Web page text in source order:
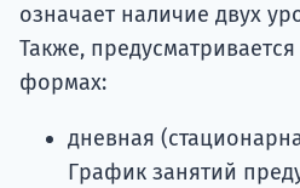
означает наличие двух
Также,
формах:
дневная
График занятий